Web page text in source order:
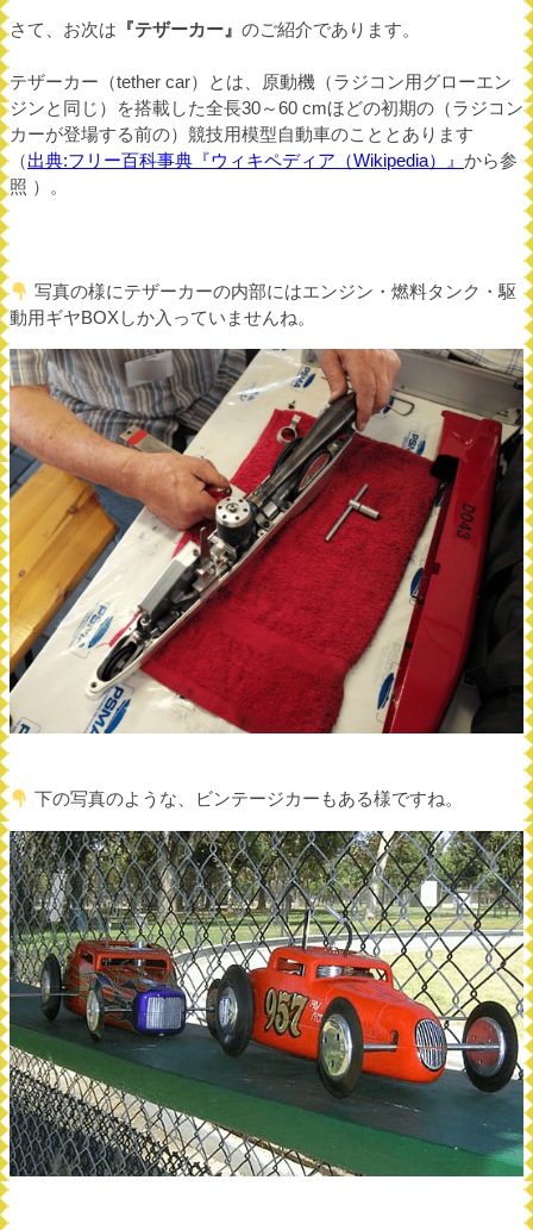
さて、お次は 『テザーカー』 のご紹介であります。
テザーカー（tether car）とは、原動機（ラジコン用グローエン
ジンと同じ）を搭載した全長30～60 cmほどの初期の（ラジコン
カーが登場する前の）競技用模型自動車のこととあります
（出典:フリー百科事典『ウィキペディア（Wikipedia）』 から参
照 ）。
写真の様にテザーカーの内部にはエンジン・燃料タンク・駆
動用ギヤBOXしか入っていませんね。
下の写真のような、ビンテージカーもある様ですね。